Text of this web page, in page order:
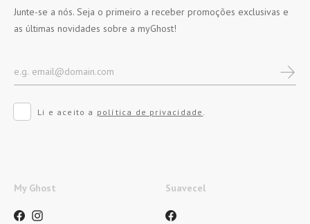
Junte-se a nós. Seja o primeiro a receber promoções exclusivas e
as últimas novidades sobre a myGhost!
Li e aceito a política de privacidade.
My Ghost Suavecel